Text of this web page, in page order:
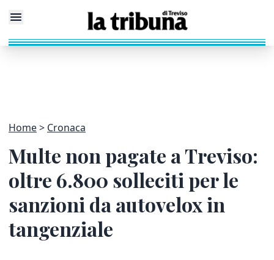
Home Cronaca
Multe non pagate a Treviso:
oltre 6.800 solleciti per le
sanzioni da autovelox in
tangenziale